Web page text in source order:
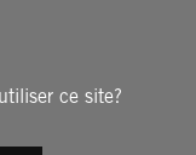
ce site?